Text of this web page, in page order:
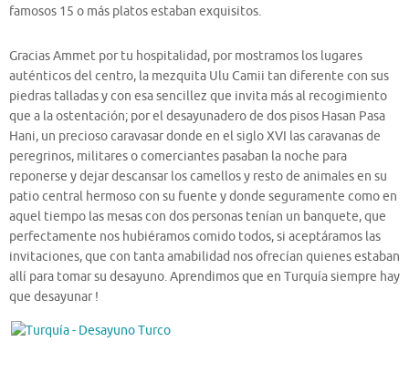
famosos 15 o más platos estaban exquisitos.
Gracias Ammet por tu hospitalidad, por mostramos los lugares
auténticos del centro, la mezquita Ulu Camii tan diferente con sus
piedras talladas y con esa sencillez que invita más al recogimiento
que a la ostentación; por el desayunadero de dos pisos Hasan Pasa
Hani, un precioso caravasar donde en el siglo XVI las caravanas de
peregrinos, militares o comerciantes pasaban la noche para
reponerse y dejar descansar los camellos y resto de animales en su
patio central hermoso con su fuente y donde seguramente como en
aquel tiempo las mesas con dos personas tenían un banquete, que
perfectamente nos hubiéramos comido todos, si aceptáramos las
invitaciones, que con tanta amabilidad nos ofrecían quienes estaban
allí para tomar su desayuno. Aprendimos que en Turquía siempre hay
que desayunar !